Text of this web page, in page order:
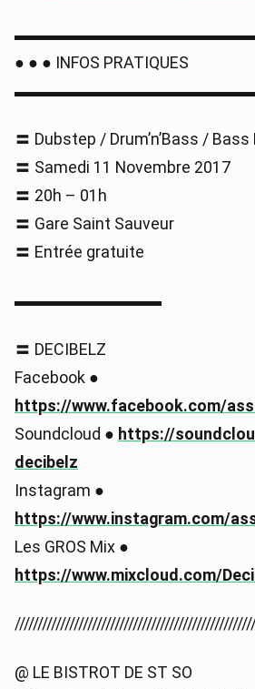
● ● ● INFOS PRATIQUES
〓 Dubstep / Drum’n’Bass /
〓 Samedi 11 Novembre 2017
〓 20h – 01h
〓 Gare Saint Sauveur
〓 Entrée gratuite
▬▬▬▬▬▬▬▬▬
〓 DECIBELZ
Facebook ●
https://www.facebook.com/
Soundcloud ● https://
decibelz
Instagram ●
https://www.instagram.com/
Les GROS Mix ●
https://www.mixcloud.com/
@ LE BISTROT DE ST SO